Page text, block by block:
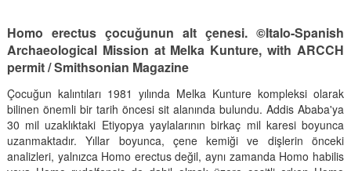
Homo erectus çocuğunun alt çenesi. ©Italo-Spanish
Archaeological Mission at Melka Kunture, with ARCCH
permit / Smithsonian Magazine
Çocuğun kalıntıları 1981 yılında Melka Kunture kompleksi olarak
bilinen önemli bir tarih öncesi sit alanında bulundu. Addis Ababa'ya
30 mil uzaklıktaki Etiyopya yaylalarının birkaç mil karesi boyunca
uzanmaktadır. Yıllar boyunca, çene kemiği ve dişlerin önceki
analizleri, yalnızca Homo erectus değil, aynı zamanda Homo habilis